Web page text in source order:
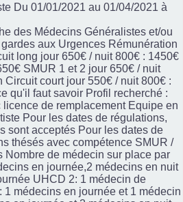
Du 01/01/2021 au 01/04/2021 à
des Médecins Généralistes et/ou
aux Urgences Rémunération
long jour 650€ / nuit 800€ : 1450€
SMUR 1 et 2 jour 650€ / nuit
Circuit court jour 550€ / nuit 800€ :
qu'il faut savoir Profil recherché :
de remplacement Equipe en
Pour les dates de régulations,
sont acceptés Pour les dates de
thésés avec compétence SMUR /
Nombre de médecin sur place par
en journée,2 médecins en nuit
UHCD 2: 1 médecin de
1 médecins en journée et 1 médecin